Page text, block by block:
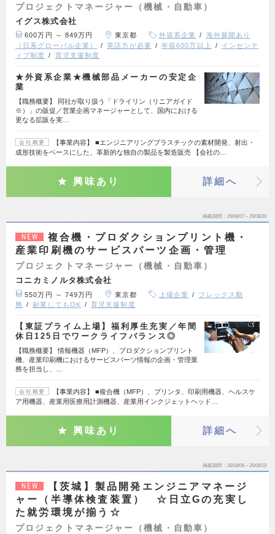
プロジェクトマネージャー（機械・自動車）
イグス株式会社
600万円 ～ 849万円 東京都 外資系企業
海外展開あり
（日系グローバル企業）
英語力が必要 年収600万以上
インセンテ
ィブ制度
育児支援制度
★外資系企業★機械部品メーカーの安定企
業
【職務概要】 同社が取り扱う「ドライリン（リニアガイド
※）」の販促／営業企画マネージャーとして、国内における
更なる拡販を実…
会社概要
【事業内容】 ■エンジニアリングプラスチックの素材開発、射出・
成形技術をベースにした、革新的な独自の製品を製造販売 【会社の…
興味あり 詳細へ
掲載期間 26/08/07～26/08/20
NEW
複合機・プロダクションプリント機・
産業印刷機のサービスパーツ企画・管理
プロジェクトマネージャー（機械・自動車）
コニカミノルタ株式会社
550万円 ～ 749万円 東京都 上場企業
フレックス勤
務
副業してもOK 育児支援制度
【東証プライム上場】福利厚生充実／年間
休日125日でワークライフバランス◎
【職務概要】 情報機器（MFP）、プロダクションプリント
機、産業印刷機におけるサービスパーツ情報の企画・管理業
務を担当し、…
会社概要
【事業内容】 ■複合機（MFP）、プリンタ、印刷用機器、ヘルスケ
ア用機器、産業用医療用計測機器、産業用インクジェットヘッド…
興味あり 詳細へ
掲載期間 26/08/06～26/08/19
NEW
【茨城】製品開発エンジニアマネージ
ャー（半導体検査装置） ☆日立Gの充実し
た就労環境が揃う☆
プロジェクトマネージャー（機械・自動車）